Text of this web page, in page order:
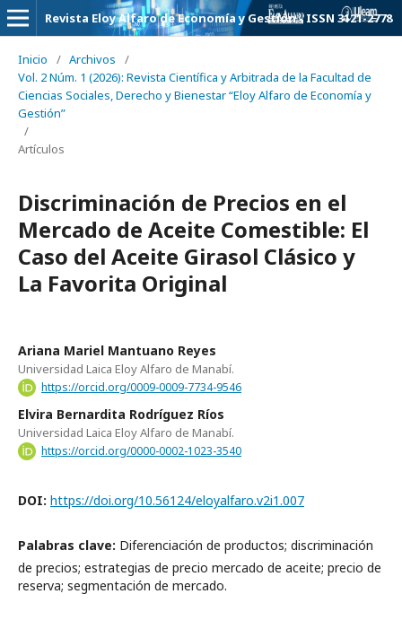
Revista Eloy Alfaro de Economía y Gestión - ISSN 3121-2778
Inicio / Archivos
/
Vol. 2 Núm. 1 (2026): Revista Científica y Arbitrada de la Facultad de
Ciencias Sociales, Derecho y Bienestar “Eloy Alfaro de Economía y
Gestión”
/
Artículos
Discriminación de Precios en el
Mercado de Aceite Comestible: El
Caso del Aceite Girasol Clásico y
La Favorita Original
Ariana Mariel Mantuano Reyes
Universidad Laica Eloy Alfaro de Manabí.
https://orcid.org/0009-0009-7734-9546
Elvira Bernardita Rodríguez Ríos
Universidad Laica Eloy Alfaro de Manabí.
https://orcid.org/0000-0002-1023-3540
DOI: https://doi.org/10.56124/eloyalfaro.v2i1.007
Palabras clave: Diferenciación de productos; discriminación
de precios; estrategias de precio mercado de aceite; precio de
reserva; segmentación de mercado.